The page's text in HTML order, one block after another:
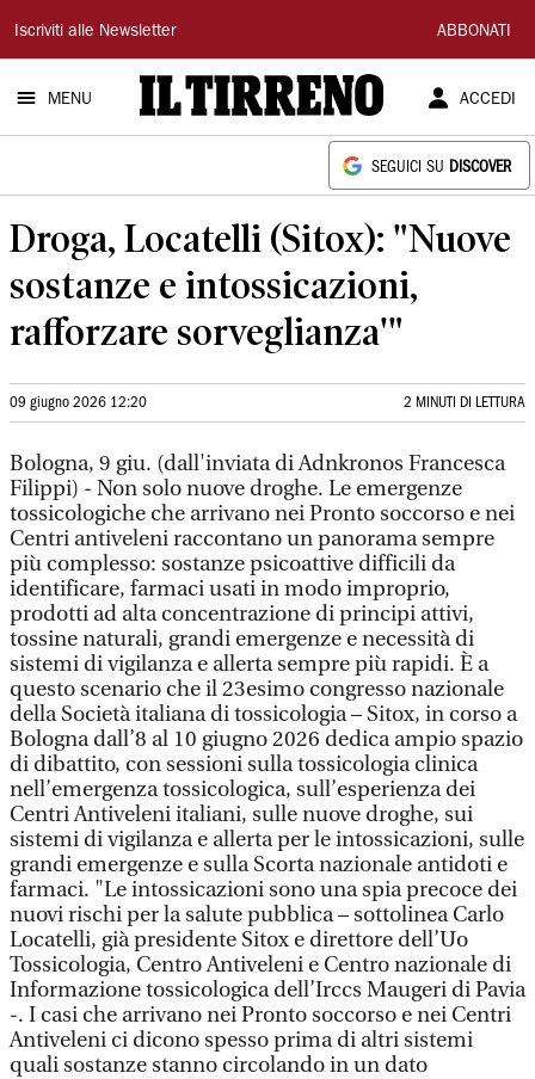
Il
Tirreno
Iscriviti alle Newsletter ABBONATI
MENU ACCEDI
SEGUICI SU DISCOVER
Droga, Locatelli (Sitox): "Nuove
sostanze e intossicazioni,
rafforzare sorveglianza'"
09 giugno 2026 12:20 2 MINUTI DI LETTURA
Bologna, 9 giu. (dall'inviata di Adnkronos Francesca
Filippi) - Non solo nuove droghe. Le emergenze
tossicologiche che arrivano nei Pronto soccorso e nei
Centri antiveleni raccontano un panorama sempre
più complesso: sostanze psicoattive difficili da
identificare, farmaci usati in modo improprio,
prodotti ad alta concentrazione di principi attivi,
tossine naturali, grandi emergenze e necessità di
sistemi di vigilanza e allerta sempre più rapidi. È a
questo scenario che il 23esimo congresso nazionale
della Società italiana di tossicologia – Sitox, in corso a
Bologna dall’8 al 10 giugno 2026 dedica ampio spazio
di dibattito, con sessioni sulla tossicologia clinica
nell’emergenza tossicologica, sull’esperienza dei
Centri Antiveleni italiani, sulle nuove droghe, sui
sistemi di vigilanza e allerta per le intossicazioni, sulle
grandi emergenze e sulla Scorta nazionale antidoti e
farmaci. "Le intossicazioni sono una spia precoce dei
nuovi rischi per la salute pubblica – sottolinea Carlo
Locatelli, già presidente Sitox e direttore dell’Uo
Tossicologia, Centro Antiveleni e Centro nazionale di
Informazione tossicologica dell’Irccs Maugeri di Pavia
-. I casi che arrivano nei Pronto soccorso e nei Centri
Antiveleni ci dicono spesso prima di altri sistemi
quali sostanze stanno circolando in un dato